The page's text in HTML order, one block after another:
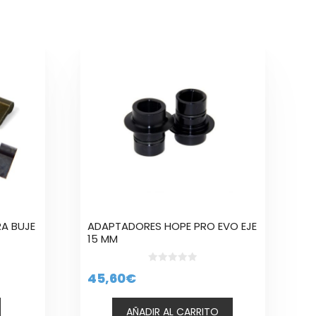
BUJE
ADAPTADORES HOPE PRO EVO EJE
15 MM
45,60€
AÑADIR AL CARRITO